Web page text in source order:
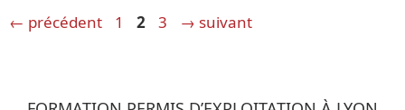
Navigation
← précédent Page
1 Page
2 Page
3 → suivant